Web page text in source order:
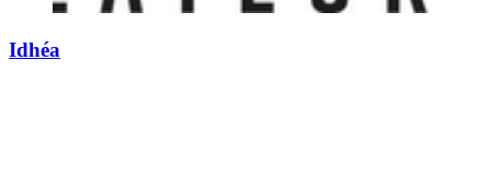
Idhéa